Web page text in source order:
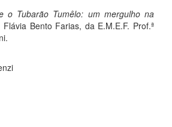
o Tubarão Tumêlo: um mergulho na
Bento Farias, da E.M.E.F. Prof.ª